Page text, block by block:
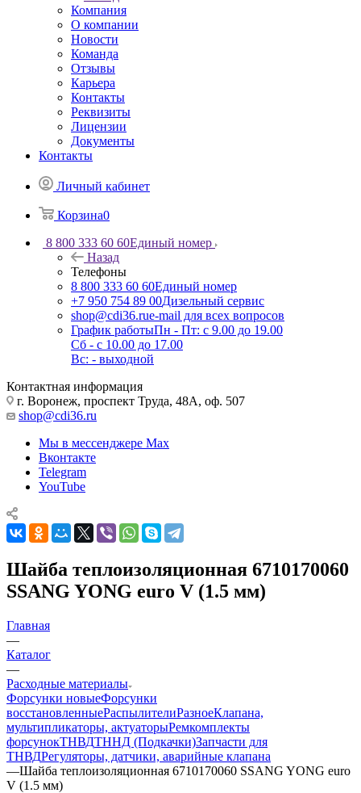
Компания
О компании
Новости
Команда
Отзывы
Карьера
Контакты
Реквизиты
Лицензии
Документы
Контакты
Личный кабинет
Корзина0
8 800 333 60 60Единый номер
Назад
Телефоны
8 800 333 60 60Единый номер
+7 950 754 89 00Дизельный сервис
shop@cdi36.rue-mail для всех вопросов
График работыПн - Пт: с 9.00 до 19.00
Сб - с 10.00 до 17.00
Вс: - выходной
Контактная информация
г. Воронеж, проспект Труда, 48А, оф. 507
shop@cdi36.ru
Мы в мессенджере Max
Вконтакте
Telegram
YouTube
Шайба теплоизоляционная 6710170060
SSANG YONG euro V (1.5 мм)
Главная
—
Каталог
—
Расходные материалы
Форсунки новыеФорсунки
восстановленныеРаспылителиРазноеКлапана,
мультипликаторы, актуаторыРемкомплекты
форсунокТНВДТННД (Подкачки)Запчасти для
ТНВДРегуляторы, датчики, аварийные клапана
—Шайба теплоизоляционная 6710170060 SSANG YONG euro
V (1.5 мм)